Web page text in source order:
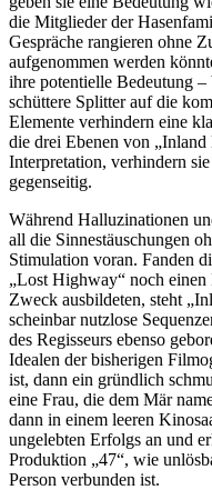
die Mitglieder der
Gespräche rangieren ohne
aufgenommen werden
ihre potentielle Bedeutung
schüttere Splitter auf die
Elemente verhindern eine
die drei Ebenen von „Inland
Interpretation, verhindern
gegenseitig.
Während Halluzinationen
all die Sinnestäuschungen
Stimulation voran. Fanden
„Lost Highway“ noch
Zweck ausbildeten, steht
scheinbar nutzlose
des Regisseurs ebenso
Idealen der bisherigen
ist, dann ein gründlich
eine Frau, die dem Mär
dann in einem leeren
ungelebten Erfolgs an und
Produktion „47“, wie
Person verbunden ist.